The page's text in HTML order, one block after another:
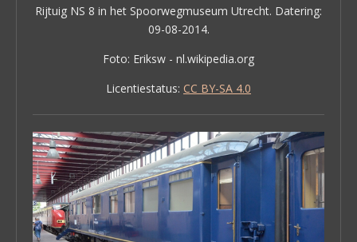
Rijtuig NS 8 in het Spoorwegmuseum Utrecht. Datering:
09-08-2014.
Foto: Eriksw - nl.wikipedia.org
Licentiestatus: CC BY-SA 4.0